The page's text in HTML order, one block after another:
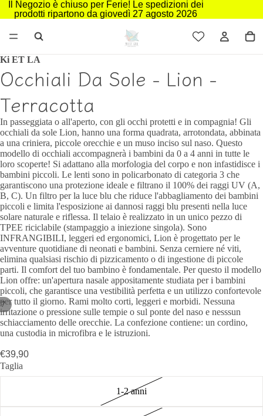
Il Negozio è chiuso per Ferie! Le spedizioni dei
prodotti ripartono da giovedì 27 agosto 2026
7
Ki ET LA
Occhiali Da Sole - Lion -
Terracotta
In passeggiata o all'aperto, con gli occhi protetti e in compagnia! Gli
occhiali da sole Lion, hanno una forma quadrata, arrotondata, abbinata
a una criniera, piccole orecchie e un muso inciso sul naso. Questo
modello di occhiali accompagnerà i bambini da 0 a 4 anni in tutte le
loro scoperte! Si adattano alla morfologia del corpo e non infastidisce i
bambini piccoli. Le lenti sono in policarbonato di categoria 3 che
garantiscono una protezione ideale e filtrano il 100% dei raggi UV (A,
B, C). Un filtro per la luce blu che riduce l'abbagliamento dei bambini
piccoli e limita l'esposizione ai dannosi raggi blu presenti nella luce
solare naturale e riflessa. Il telaio è realizzato in un unico pezzo di
TPEE riciclabile (stampaggio a iniezione singola). Sono
INFRANGIBILI, leggeri ed ergonomici, Lion è progettato per le
avventure quotidiane di neonati e bambini. Senza cerniere né viti,
elimina qualsiasi rischio di pizzicamento o di ingestione di piccole
parti. Il comfort del tuo bambino è fondamentale. Per questo il modello
Lion offre: un'apertura nasale appositamente studiata per i bambini
piccoli, che garantisce una vestibilità perfetta e un utilizzo confortevole
per tutto il giorno. Rami molto corti, leggeri e morbidi. Nessuna
irritazione o pressione sulle tempie o sul ponte del naso e nesssun
schiacciamento delle orecchie. La confezione contiene: un cordino,
una custodia in microfibra e le istruzioni.
€39,90
Taglia
1-2 anni